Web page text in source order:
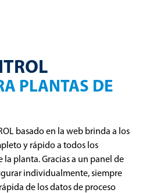
PLANTAS DE
basado en la web brinda a los
y rápido a todos los
planta. Gracias a un panel de
individualmente, siempre
de los datos de proceso